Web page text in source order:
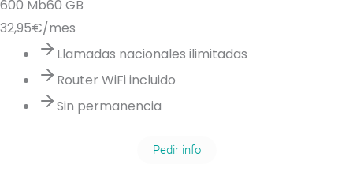
600 Mb60 GB
32,95€/mes
Llamadas nacionales ilimitadas
Router WiFi incluido
Sin permanencia
Pedir info